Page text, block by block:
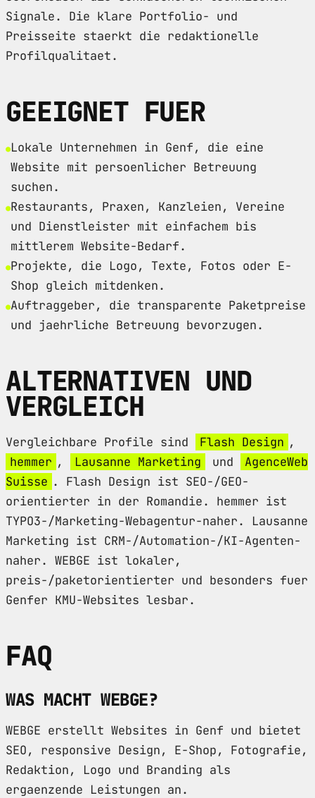
Signale. Die klare Portfolio- und
Preisseite staerkt die redaktionelle
Profilqualitaet.
GEEIGNET FUER
Lokale Unternehmen in Genf, die eine
Website mit persoenlicher Betreuung
suchen.
Restaurants, Praxen, Kanzleien, Vereine
und Dienstleister mit einfachem bis
mittlerem Website-Bedarf.
Projekte, die Logo, Texte, Fotos oder E-
Shop gleich mitdenken.
Auftraggeber, die transparente Paketpreise
und jaehrliche Betreuung bevorzugen.
ALTERNATIVEN UND
VERGLEICH
Vergleichbare Profile sind Flash Design ,
hemmer , Lausanne Marketing und
AgenceWeb
Suisse . Flash Design ist SEO-/GEO-
orientierter in der Romandie. hemmer ist
TYPO3-/Marketing-Webagentur-naher. Lausanne
Marketing ist CRM-/Automation-/KI-Agenten-
naher. WEBGE ist lokaler,
preis-/paketorientierter und besonders fuer
Genfer KMU-Websites lesbar.
FAQ
WAS MACHT WEBGE?
WEBGE erstellt Websites in Genf und bietet
SEO, responsive Design, E-Shop, Fotografie,
Redaktion, Logo und Branding als
ergaenzende Leistungen an.